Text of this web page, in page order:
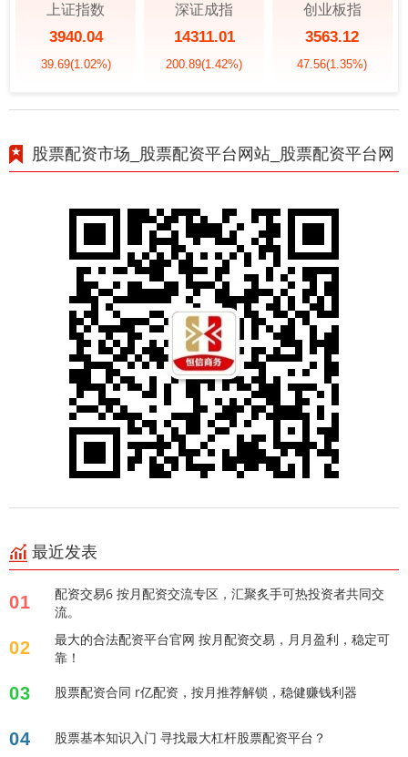
上证指数
3940.04
39.69(1.02%)
深证成指
14311.01
200.89(1.42%)
创业板指
3563.12
47.56(1.35%)
股票配资市场_股票配资平台网站_股票配资平台网
最近发表
01
配资交易6 按月配资交流专区，汇聚炙手可热投资者共同交
流。
02
最大的合法配资平台官网 按月配资交易，月月盈利，稳定可
靠！
03 股票配资合同 r亿配资，按月推荐解锁，稳健赚钱利器
04 股票基本知识入门 寻找最大杠杆股票配资平台？